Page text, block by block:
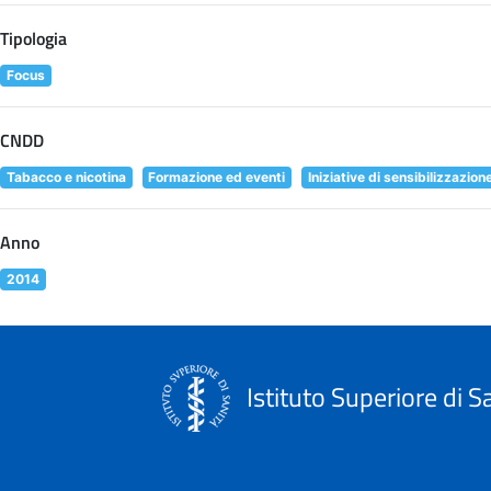
Tipologia
Focus
CNDD
Tabacco e nicotina Formazione ed eventi Iniziative di
Anno
2014
Istituto Superiore di